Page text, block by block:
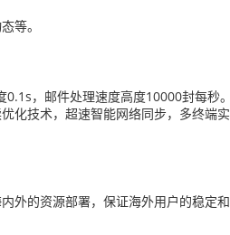
等。
，邮件处理速度高度10000封每秒。
化技术，超速智能网络同步，多终端实
外的资源部署，保证海外用户的稳定和